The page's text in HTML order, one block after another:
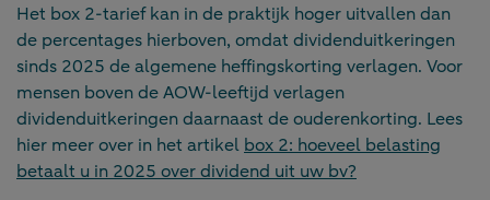
Het box 2-tarief kan in de praktijk hoger uitvallen dan
de percentages hierboven, omdat dividenduitkeringen
sinds 2025 de algemene heffingskorting verlagen. Voor
mensen boven de AOW-leeftijd verlagen
dividenduitkeringen daarnaast de ouderenkorting. Lees
hier meer over in het artikel box 2: hoeveel belasting
betaalt u in 2025 over dividend uit uw bv?